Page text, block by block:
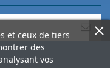
et ceux de tiers
des
vos